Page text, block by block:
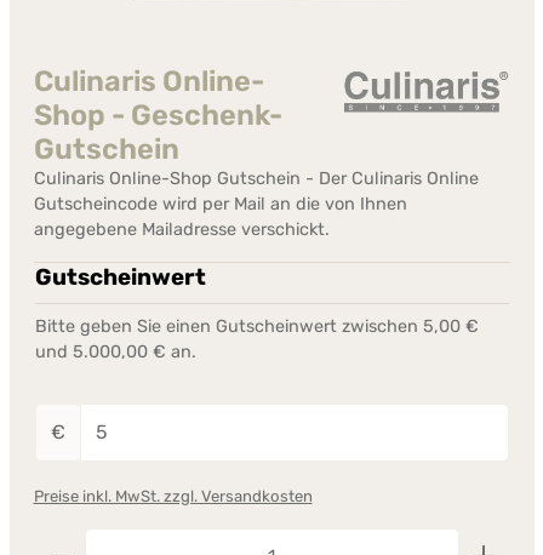
Culinaris Online-
Shop - Geschenk-
Gutschein
Culinaris Online-Shop Gutschein - Der Culinaris Online
Gutscheincode wird per Mail an die von Ihnen
angegebene Mailadresse verschickt.
Gutscheinwert
Bitte geben Sie einen Gutscheinwert zwischen 5,00 €
und 5.000,00 € an.
€
Preise inkl. MwSt. zzgl. Versandkosten
Produkt Anzahl: Gib den gewünschten Wert ein